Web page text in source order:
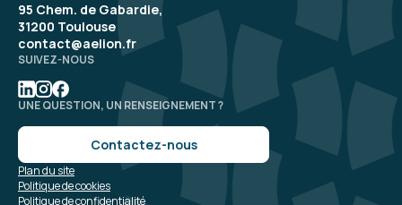
95 Chem. de Gabardie,
31200 Toulouse
contact@aelion.fr
SUIVEZ-NOUS
UNE QUESTION, UN RENSEIGNEMENT ?
Contactez-nous
Politique de confidentialité
Politique de cookies
Plan du site